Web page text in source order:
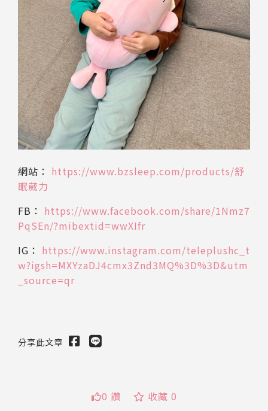
網站： https://www.bzsleep.com/products/舒
眠葳力
FB： https://www.facebook.com/share/1Nmz7
PqSEn/?mibextid=wwXIfr
IG： https://www.instagram.com/teleplushc_t
w?igsh=MXYzaDJ4cmx3Znd3MQ%3D%3D&utm
_source=qr
分享此文章
0 讚 收藏 0